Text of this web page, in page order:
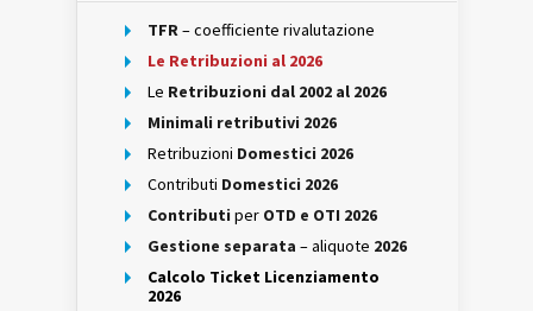
TFR– coefficiente rivalutazione
Le Retribuzioni al 2026
Le Retribuzioni dal 2002 al 2026
Minimali retributivi 2026
Retribuzioni Domestici 2026
Contributi Domestici 2026
Contributi per OTD e OTI 2026
Gestione separata – aliquote 2026
Calcolo Ticket Licenziamento
2026